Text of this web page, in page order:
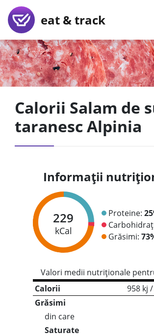
eat & track
Calorii Salam de
taranesc Alpinia
Informații
229
kCal
Proteine:
Grăsimi:
Valori medii nutriționale
Calorii
958 kj
Grăsimi
din care
Saturate